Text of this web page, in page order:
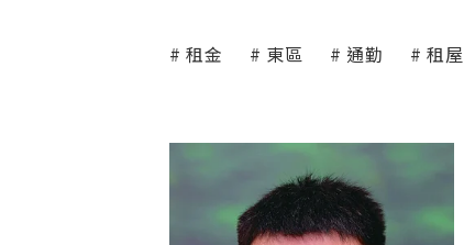
租金 東區 通勤 租屋